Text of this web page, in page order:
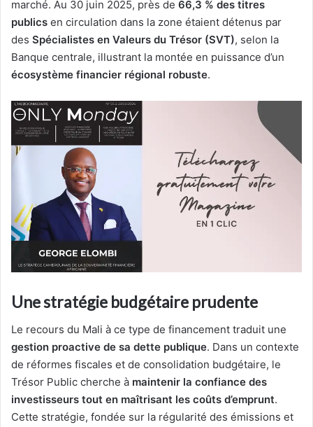
marché. Au 30 juin 2025, près de 66,3 % des titres
publics en circulation dans la zone étaient détenus par
des Spécialistes en Valeurs du Trésor (SVT), selon la
Banque centrale, illustrant la montée en puissance d’un
écosystème financier régional robuste.
Une stratégie budgétaire prudente
Le recours du Mali à ce type de financement traduit une
gestion proactive de sa dette publique. Dans un contexte
de réformes fiscales et de consolidation budgétaire, le
Trésor Public cherche à maintenir la confiance des
investisseurs tout en maîtrisant les coûts d’emprunt.
Cette stratégie, fondée sur la régularité des émissions et